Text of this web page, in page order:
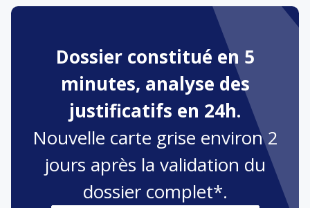
Dossier constitué en 5
minutes, analyse des
justificatifs en 24h.
Nouvelle carte grise environ 2
jours après la validation du
dossier complet*.